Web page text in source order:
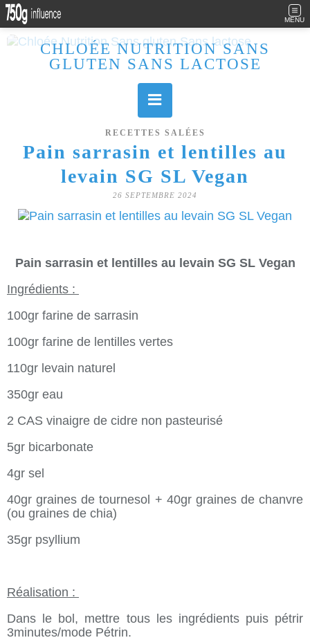
MENU
CHLOÉE NUTRITION SANS
GLUTEN SANS LACTOSE
RECETTES SALÉES
Pain sarrasin et lentilles au
levain SG SL Vegan
26 SEPTEMBRE 2024
Pain sarrasin et lentilles au levain SG SL Vegan
Ingrédients :
100gr farine de sarrasin
100gr farine de lentilles vertes
110gr levain naturel
350gr eau
2 CAS vinaigre de cidre non pasteurisé
5gr bicarbonate
4gr sel
40gr graines de tournesol + 40gr graines de chanvre
(ou graines de chia)
35gr psyllium
Réalisation :
Dans le bol, mettre tous les ingrédients puis pétrir
3minutes/mode Pétrin.